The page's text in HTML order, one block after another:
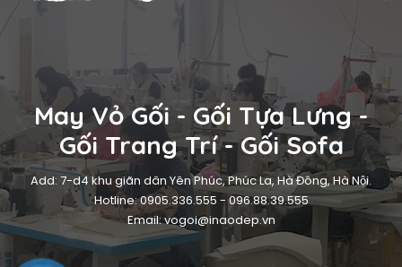
May Vỏ Gối - Gối Tựa Lưng -
Gối Trang Trí - Gối Sofa
Add: 7-d4 khu giãn dân Yên Phúc, Phúc La, Hà Đông, Hà Nội.
Hotline: 0905.336.555 - 096.88.39.555
Email: vogoi@inaodep.vn